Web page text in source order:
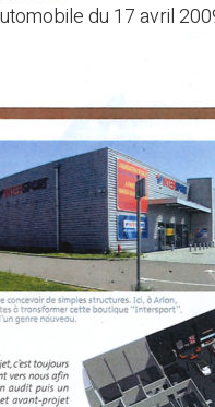
du 17 avril